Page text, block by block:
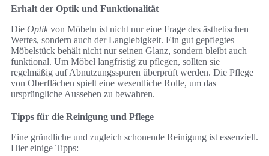
Erhalt der Optik und Funktionalität
Die Optik von Möbeln ist nicht nur eine Frage des ästhetischen
Wertes, sondern auch der Langlebigkeit. Ein gut gepflegtes
Möbelstück behält nicht nur seinen Glanz, sondern bleibt auch
funktional. Um Möbel langfristig zu pflegen, sollten sie
regelmäßig auf Abnutzungsspuren überprüft werden. Die Pflege
von Oberflächen spielt eine wesentliche Rolle, um das
ursprüngliche Aussehen zu bewahren.
Tipps für die Reinigung und Pflege
Eine gründliche und zugleich schonende Reinigung ist essenziell.
Hier einige Tipps: